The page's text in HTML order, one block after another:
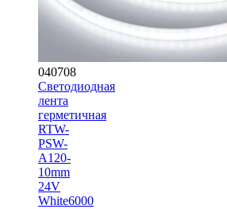
040708
Светодиодная
лента
герметичная
RTW-
PSW-
A120-
10mm
24V
White6000